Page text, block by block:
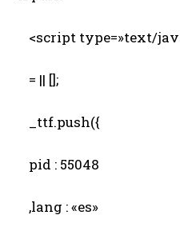
<script type=»text/
= || [];
_ttf.push({
pid : 55048
,lang : «es»